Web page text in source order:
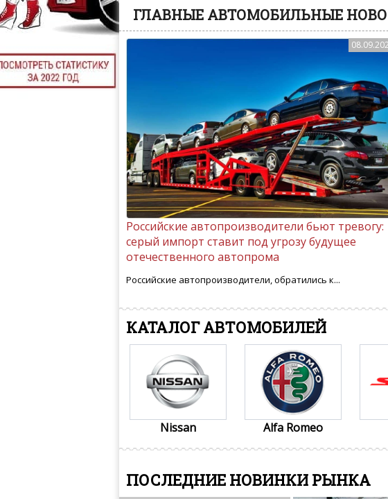
ГЛАВНЫЕ АВТОМОБИЛЬНЫЕ
Российские автопроизводители бьют тревогу:
серый импорт ставит под угрозу будущее
отечественного автопрома
Российские автопроизводители, обратились к...
КАТАЛОГ АВТОМОБИЛЕЙ
Nissan Alfa Romeo
ПОСЛЕДНИЕ НОВИНКИ РЫНКА